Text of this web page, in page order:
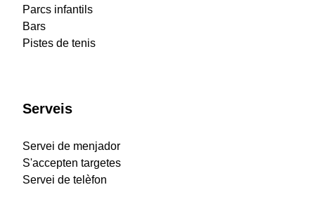
Parcs infantils
Bars
Pistes de tenis
Serveis
Servei de menjador
S'accepten targetes
Servei de telèfon